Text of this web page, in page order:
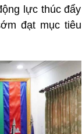
lực thúc đẩy
đạt mục tiêu